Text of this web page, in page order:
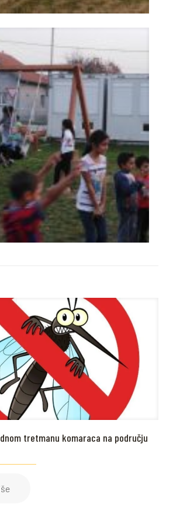
tretmanu komaraca na području